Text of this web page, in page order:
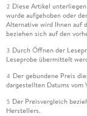
2 Diese Artikel
wurde aufgehoben oder
Alternative wird Ihnen auf
beziehen sich auf den
3 Durch Öffnen der
Leseprobe übermittelt
4 Der gebundene Preis
dargestellten Datums vom
5 Der Preisvergleich
Herstellers.